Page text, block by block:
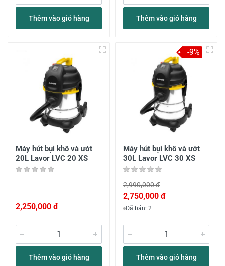
Thêm vào giỏ hàng Thêm vào giỏ hàng
Máy hút bụi khô và ướt
20L Lavor LVC 20 XS
2,250,000 đ
Thêm vào giỏ hàng
Máy hút bụi khô và ướt
30L Lavor LVC 30 XS
2,990,000 đ
2,750,000 đ
Đã bán: 2
Thêm vào giỏ hàng
-9%